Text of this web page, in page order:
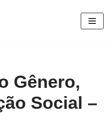
Gênero,
Social –